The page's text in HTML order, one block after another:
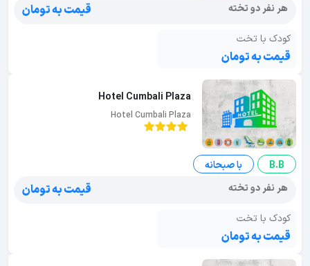
هر نفر دو تخته
قیمت به تومان
کودک با تخت
قیمت به تومان
Hotel Cumbali Plaza
Hotel Cumbali Plaza
B.B
با صبحانه
هر نفر دو تخته
قیمت به تومان
کودک با تخت
قیمت به تومان